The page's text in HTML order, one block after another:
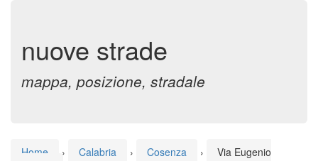
nuove strade
mappa, posizione, stradale
Home › Calabria › Cosenza ›
Via Eugenio